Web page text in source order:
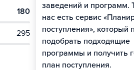
180
295
заведений и программ.
нас есть сервис
поступления», который
подобрать подходящие
программы и получить
план поступления.